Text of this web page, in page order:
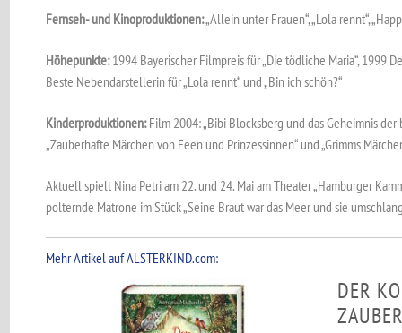
Fernseh- und Kinoproduktionen:„Allein unter Frauen“, „Lola rennt“,
Höhepunkte:1994 Bayerischer Filmpreis für „Die tödliche Maria“, 1999
Beste Nebendarstellerin für „Lola rennt“ und „Bin ich schön?“
Kinderproduktionen:Film 2004: „Bibi Blocksberg und das Geheimnis
„Zauberhafte Märchen von Feen und Prinzessinnen“ und „Grimms
Aktuell spielt Nina Petri am 22. und 24. Mai am Theater „Hamburger
polternde Matrone im Stück „Seine Braut war das Meer und sie
Mehr Artikel auf ALSTERKIND.com:
DER